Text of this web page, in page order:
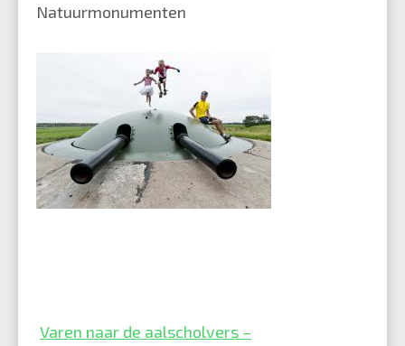
Natuurmonumenten
Varen naar de aalscholvers –